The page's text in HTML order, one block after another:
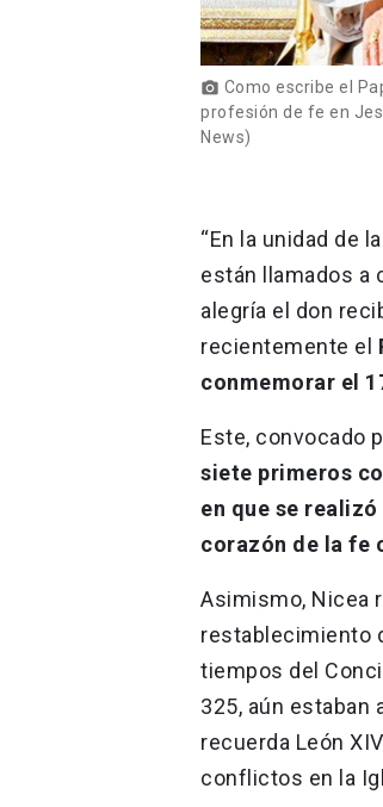
photo_camera Como escribe el
profesión de fe en
News)
“En la unidad de
están llamados a
alegría el don
recientemente el
conmemorar el
Este, convocado
siete primeros
en que se
corazón de la fe
Asimismo, Nicea
restablecimiento
tiempos del
325, aún
recuerda León
conflictos en la